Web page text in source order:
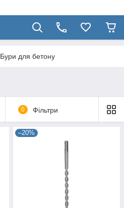
Бури для бетону
0 Фільтри
–20%